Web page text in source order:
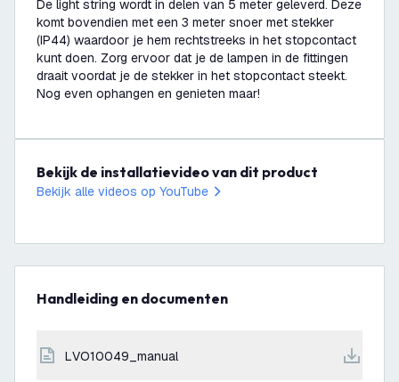
De light string wordt in delen van 5 meter geleverd. Deze
komt bovendien met een 3 meter snoer met stekker
(IP44) waardoor je hem rechtstreeks in het stopcontact
kunt doen. Zorg ervoor dat je de lampen in de fittingen
draait voordat je de stekker in het stopcontact steekt.
Nog even ophangen en genieten maar!
Bekijk de installatievideo van dit product
Bekijk alle videos op YouTube
Handleiding en documenten
LVO10049_manual